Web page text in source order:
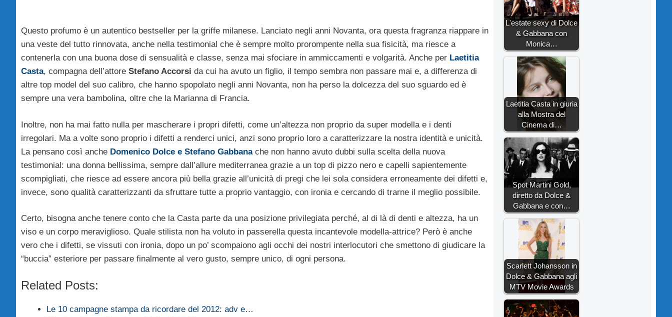
Questo profumo è un autentico bestseller per la griffe milanese. Lanciato negli anni Novanta, ora questa fragranza riappare in
una veste del tutto rinnovata, anche nella testimonial che è sempre molto prorompente nella sua fisicità, ma riesce a
contenerla con una buona dose di sensualità e classe, senza mai sfociare in ammiccamenti e volgarità. Anche per Laetitia
Casta, compagna dell’attore Stefano Accorsi da cui ha avuto un figlio, il tempo sembra non passare mai e, a differenza di
altre top model del suo calibro, che hanno spopolato negli anni Novanta, non ha perso la dolcezza del suo sguardo ed è
sempre una vera bambolina, oltre che la Marianna di Francia.
Inoltre, non ha mai fatto nulla per mascherare i propri difetti, come un’altezza non proprio da super modella e i denti
irregolari. Ma a volte sono proprio i difetti a renderci unici, anzi sono proprio loro a caratterizzare la nostra identità e unicità.
La pensano così anche Domenico Dolce e Stefano Gabbanache non hanno avuto dubbi sulla scelta della nuova
testimonial: una donna bellissima, sempre dall’allure mediterranea grazie a un top di pizzo nero e capelli sapientemente
scompigliati, che riesce ad essere ancora più bella grazie all’unicità di pregi che lei sola considera erroneamente dei difetti e,
invece, sono qualità caratterizzanti da sfruttare tutte a proprio vantaggio, con ironia e cercando di trarne il meglio possibile.
Certo, bisogna anche tenere conto che la Casta parte da una posizione privilegiata perché, al di là di denti e altezza, ha un
viso e un corpo meraviglioso. Quale stilista non ha voluto in passerella questa incantevole modella-attrice? Però è anche
vero che i difetti, se vissuti con ironia, dopo un po’ scompaiono agli occhi dei nostri interlocutori che smettono di giudicare la
“buccia” esteriore per passare finalmente al vero gusto, sempre unico, di ogni persona.
Related Posts:
Le 10 campagne stampa da ricordare del 2012: adv e…
L'estate sexy di Dolce
& Gabbana con
Monica…
Laetitia Casta in giuria
alla Mostra del
Cinema di…
Spot Martini Gold,
diretto da Dolce &
Gabbana e con…
Scarlett Johansson in
Dolce & Gabbana agli
MTV Movie Awards